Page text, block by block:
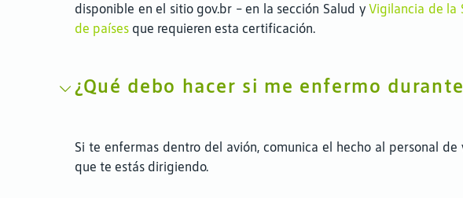
disponible en el sitio gov.br - en la sección Salud yVigilancia de la
de países que requieren esta certificación.
¿Qué debo hacer si me enfermo
Si te enfermas dentro del avión, comunica el hecho al personal
que te estás dirigiendo.